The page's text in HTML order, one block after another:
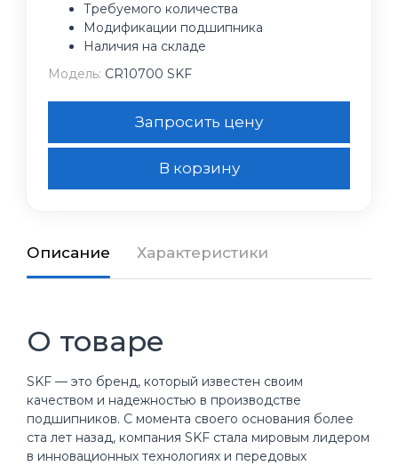
Требуемого количества
Модификации подшипника
Наличия на складе
Модель: CR10700 SKF
Запросить цену
В корзину
Описание Характеристики
О товаре
SKF — это бренд, который известен своим
качеством и надежностью в производстве
подшипников. С момента своего основания более
ста лет назад, компания SKF стала мировым лидером
в инновационных технологиях и передовых